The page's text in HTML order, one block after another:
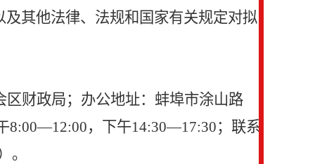
其他法律、法规和国家有关规定对拟
区财政局；办公地址：蚌埠市涂山路
8:00—12:00，下午14:30—17:30；联系
。